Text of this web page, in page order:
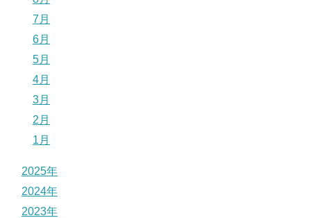
7月
6月
5月
4月
3月
2月
1月
2025年
2024年
2023年